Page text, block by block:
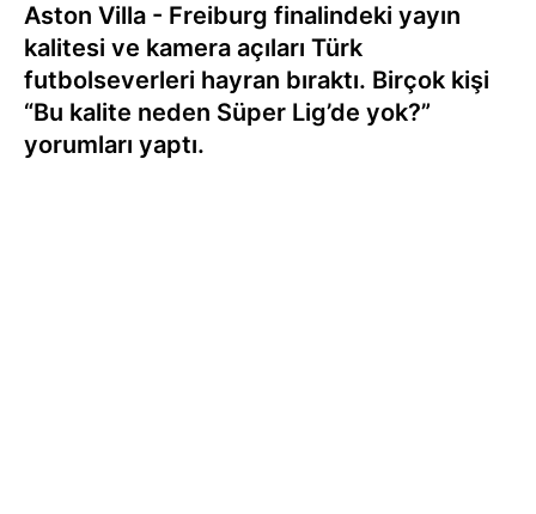
Aston Villa - Freiburg finalindeki yayın
kalitesi ve kamera açıları Türk
futbolseverleri hayran bıraktı. Birçok kişi
“Bu kalite neden Süper Lig’de yok?”
yorumları yaptı.